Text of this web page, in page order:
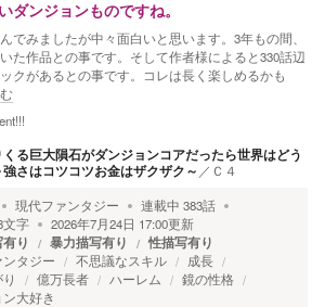
ダンジョンものですね。
でみましたが中々面白いと思います。3年もの間、
た作品との事です。そして作者様によると330話辺
クがあるとの事です。コレは長く楽しめるかも
る巨大隕石がダンジョンコアだったら世界はどう
さはコツコツお金はザクザク～ ／ Ｃ４
現代ファンタジー 連載中 383話
文字 2026年7月24日 17:00更新
り 暴力描写有り 性描写有り
ンタジー 不思議なスキル
成長
億万長者 ハーレム
鏡の性格
大好き